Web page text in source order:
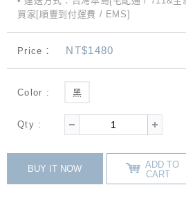
買家[順豐到付運費 / EMS]
Price： NT$1480
Color : 黑
Qty :
BUY IT NOW
ADD TO
CART